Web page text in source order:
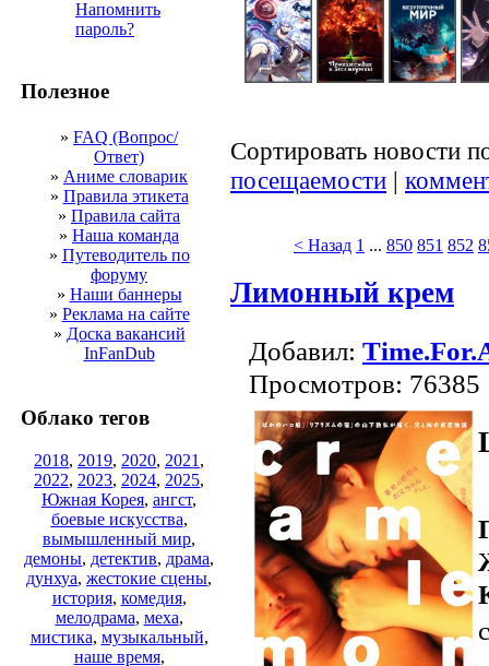
Напомнить
пароль?
Полезное
» FAQ (Вопрос/
Ответ)
» Аниме словарик
» Правила этикета
» Правила сайта
» Наша команда
» Путеводитель по
форуму
» Наши баннеры
» Реклама на сайте
» Доска вакансий
InFanDub
Облако тегов
2018, 2019, 2020, 2021 ,
2022, 2023, 2024, 2025,
Южная Корея, ангст,
боевые искусства,
вымышленный мир,
демоны, детектив, драма,
дунхуа, жестокие сцены,
история, комедия,
мелодрама, меха,
мистика, музыкальный,
наше время,
Сортировать новости
посещаемости |
< Назад 1 ... 850 851 852
Лимонный крем
Добавил:
Просмотров: 76385